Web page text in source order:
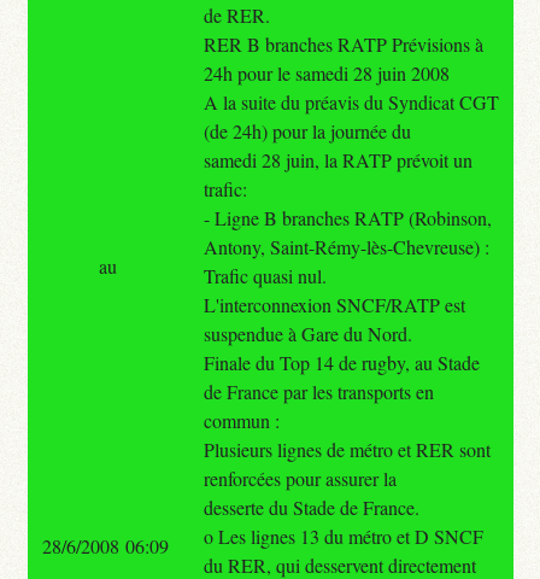
de RER.
RER B branches RATP Prévisions à
24h pour le samedi 28 juin 2008
A la suite du préavis du Syndicat CGT
(de 24h) pour la journée du
samedi 28 juin, la RATP prévoit un
trafic:
- Ligne B branches RATP (Robinson,
Antony, Saint-Rémy-lès-Chevreuse) :
Trafic quasi nul.
L'interconnexion SNCF/RATP est
suspendue à Gare du Nord.
Finale du Top 14 de rugby, au Stade
de France par les transports en
commun :
Plusieurs lignes de métro et RER sont
renforcées pour assurer la
desserte du Stade de France.
o Les lignes 13 du métro et D SNCF
du RER, qui desservent directement
au
28/6/2008 06:09